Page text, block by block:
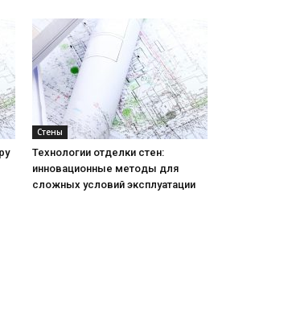
Стены
Технологии отделки стен:
инновационные методы для
сложных условий эксплуатации